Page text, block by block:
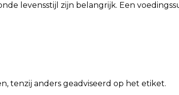
levensstijl zijn belangrijk. Een
tenzij anders geadviseerd op het etiket.